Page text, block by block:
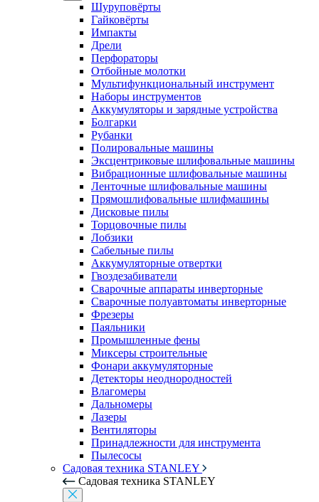
Шуруповёрты
Гайковёрты
Импакты
Дрели
Перфораторы
Отбойные молотки
Мультифункциональный инструмент
Наборы инструментов
Аккумуляторы и зарядные устройства
Болгарки
Рубанки
Полировальные машины
Эксцентриковые шлифовальные машины
Вибрационные шлифовальные машины
Ленточные шлифовальные машины
Прямошлифовальные шлифмашины
Дисковые пилы
Торцовочные пилы
Лобзики
Сабельные пилы
Аккумуляторные отвертки
Гвоздезабиватели
Сварочные аппараты инверторные
Сварочные полуавтоматы инверторные
Фрезеры
Паяльники
Промышленные фены
Миксеры строительные
Фонари аккумуляторные
Детекторы неоднородностей
Влагомеры
Дальномеры
Лазеры
Вентиляторы
Принадлежности для инструмента
Пылесосы
Садовая техника STANLEY
Садовая техника STANLEY